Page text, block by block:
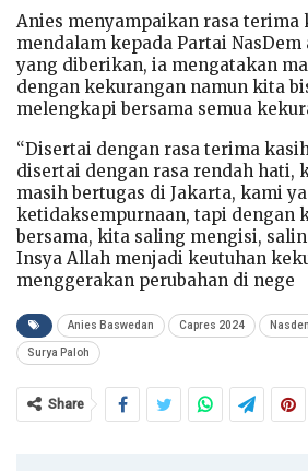
Anies menyampaikan rasa terima
mendalam kepada Partai
yang diberikan, ia mengatakan
dengan kekurangan namun kita
melengkapi bersama semua
“Disertai dengan rasa terima
disertai dengan rasa rendah hati,
masih bertugas di Jakarta, kami
ketidaksempurnaan, tapi dengan
bersama, kita saling mengisi,
Insya Allah menjadi keutuhan
menggerakan perubahan di nege
Anies Baswedan Capres 2024
Surya Paloh
Share